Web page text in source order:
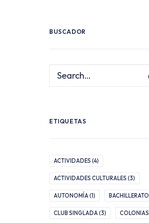
BUSCADOR
ETIQUETAS
ACTIVIDADES (4)
ACTIVIDADES CULTURALES (3)
AUTONOMÍA(1) BACHILLERATO
CLUB SINGLADA(3) COLONIAS